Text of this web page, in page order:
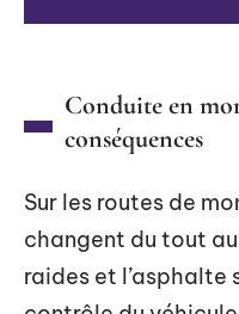
Conduite en
conséquences
Sur les routes de
changent du tout
raides et l’asphalte